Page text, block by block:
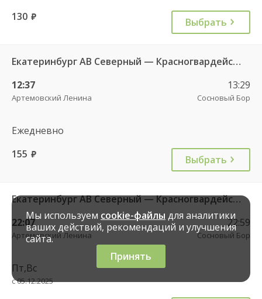
130 руб. Выбрать
Екатеринбург АВ Северный — Красногвардейский п. 997
12:37
Артемовский Ленина
13:29
Сосновый Бор
Ежедневно
155 руб. Выбрать
Екатеринбург АВ Северный — Красногвардейский п. 997
22:07
Артемовский Ленина
22:59
Сосновый Бор
Пт,Вс
с 05.12.2025
Мы используем cookie-файлы для аналитики
ваших действий, рекомендаций и улучшения
сайта.
Принять